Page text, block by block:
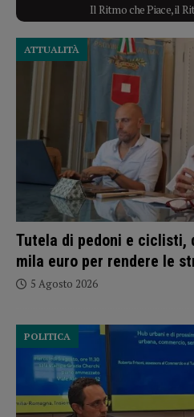
Il Ritmo che Piace, il
Tutela di pedoni e ciclisti,
mila euro per rendere le
ATTUALITÀ
5 Agosto 2026
POLITICA